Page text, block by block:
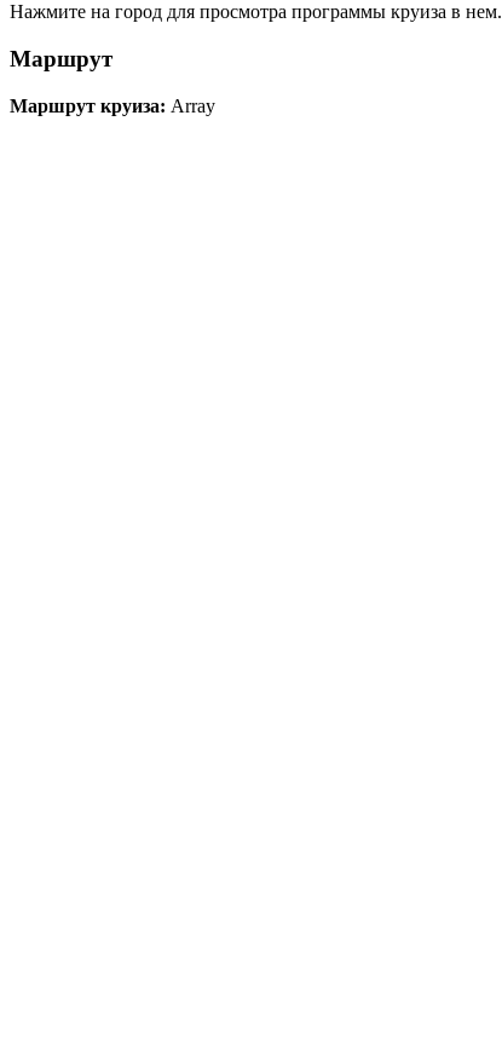
Нажмите на город для просмотра программы круиза в нем.
Маршрут
Маршрут круиза: Array